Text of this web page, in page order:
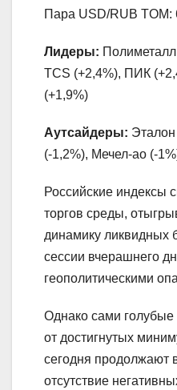
Пара USD/RUB TOM:
Лидеры:
TCS (+2,4%), ПИК
(+1,9%)
Аутсайдеры:
(-1,2%), Мечел-ао (-
Российские индексы
торгов среды,
динамику ликвидных
сессии вчерашнего
геополитическими
Однако сами
от достигнутых
сегодня продолжают
отсутствие